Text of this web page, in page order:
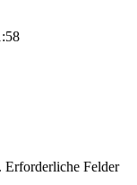
Erforderliche Felder